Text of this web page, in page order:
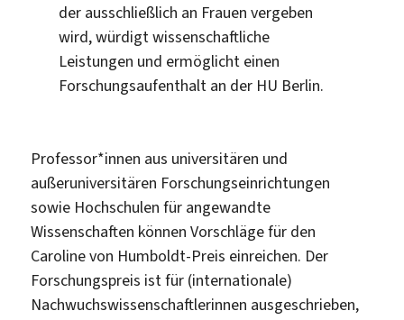
der ausschließlich an Frauen vergeben
wird, würdigt wissenschaftliche
Leistungen und ermöglicht einen
Forschungsaufenthalt an der HU Berlin.
Professor*innen aus universitären und
außeruniversitären Forschungseinrichtungen
sowie Hochschulen für angewandte
Wissenschaften können Vorschläge für den
Caroline von Humboldt-Preis einreichen. Der
Forschungspreis ist für (internationale)
Nachwuchswissenschaftlerinnen ausgeschrieben,